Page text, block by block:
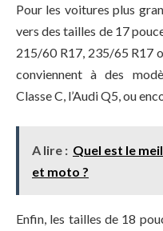
Pour les voitures plus
vers des tailles de 17
215/60 R17, 235/65 R17
conviennent à des
Classe C, l’Audi Q5, ou
A lire : Quel est le
et moto ?
Enfin, les tailles de 18